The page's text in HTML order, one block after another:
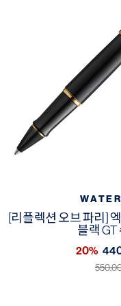
[리플렉션 오브 파리]
블랙 GT
20%